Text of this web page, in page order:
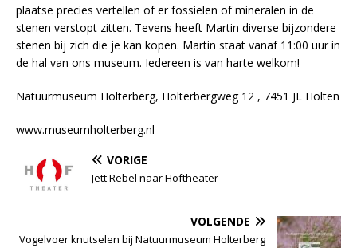
plaatse precies vertellen of er fossielen of mineralen in de
stenen verstopt zitten. Tevens heeft Martin diverse bijzondere
stenen bij zich die je kan kopen. Martin staat vanaf 11:00 uur in
de hal van ons museum. Iedereen is van harte welkom!
Natuurmuseum Holterberg, Holterbergweg 12 , 7451 JL Holten
www.museumholterberg.nl
VORIGE
Jett Rebel naar Hoftheater
VOLGENDE
Vogelvoer knutselen bij Natuurmuseum Holterberg